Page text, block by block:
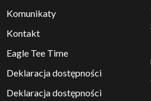
Komunikaty
Kontakt
Eagle Tee Time
Deklaracja dostępności
Deklaracja dostępności